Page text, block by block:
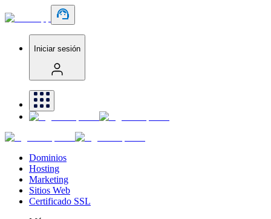
Iniciar sesión
Dominios
Hosting
Marketing
Sitios Web
Certificado SSL